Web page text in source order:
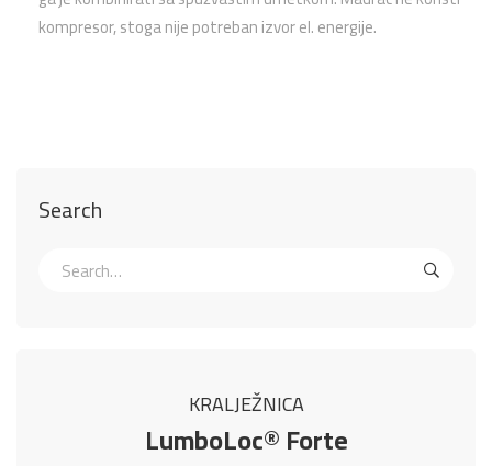
Search
KRALJEŽNICA
LumboLoc® Forte
kompresor, stoga nije potreban izvor el. energije.